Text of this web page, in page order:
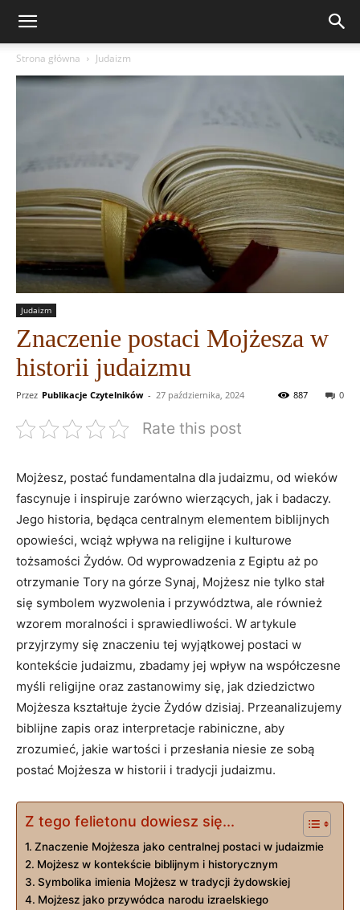
Strona główna Judaizm
Judaizm
Znaczenie postaci Mojżesza w
historii judaizmu
Przez Publikacje Czytelników - 27 października, 2024 0
887
Rate this post
Mojżesz, postać fundamentalna dla judaizmu, od wieków
fascynuje i inspiruje zarówno wierzących, ‌jak i ⁣badaczy.
Jego historia, będąca centralnym elementem biblijnych‍
opowieści, wciąż wpływa na religijne i kulturowe
tożsamości Żydów. Od wyprowadzenia z Egiptu aż po
otrzymanie Tory na górze Synaj, Mojżesz nie tylko stał
się ⁢symbolem wyzwolenia i przywództwa, ale również
wzorem moralności i sprawiedliwości. W artykule
przyjrzymy się znaczeniu tej wyjątkowej postaci w
kontekście judaizmu, zbadamy jej wpływ na współczesne⁣
myśli religijne oraz zastanowimy się, jak dziedzictwo
Mojżesza kształtuje⁢ życie Żydów dzisiaj. Przeanalizujemy
⁤biblijne zapis oraz interpretacje rabiniczne, aby
zrozumieć, jakie wartości i przesłania niesie ze sobą⁣
postać Mojżesza w historii i tradycji judaizmu.
Z tego felietonu dowiesz się...
Znaczenie Mojżesza jako centralnej postaci w judaizmie
Mojżesz w kontekście biblijnym i historycznym
Symbolika imienia Mojżesz ⁣w tradycji żydowskiej
Mojżesz jako przywódca narodu izraelskiego